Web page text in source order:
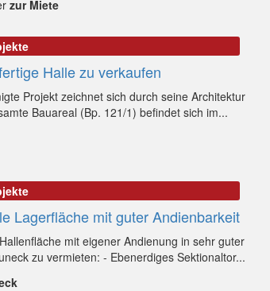
zur Miete
Halle zu verkaufen
Projekt zeichnet sich durch seine Architektur
Bauareal (Bp. 121/1) befindet sich im...
Lagerfläche mit guter Andienbarkeit
mit eigener Andienung in sehr guter
zu vermieten: - Ebenerdiges Sektionaltor...